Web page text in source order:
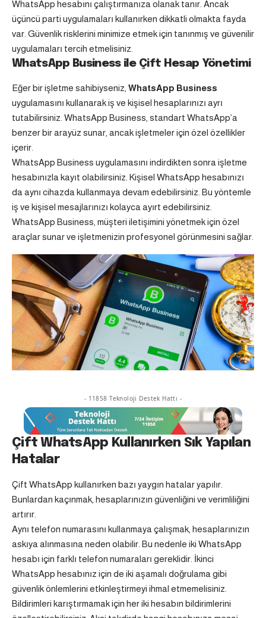
WhatsApp hesabını çalıştırmanıza olanak tanır. Ancak
üçüncü parti uygulamaları kullanırken dikkatli olmakta fayda
var. Güvenlik risklerini minimize etmek için tanınmış ve güvenilir
uygulamaları tercih etmelisiniz.
WhatsApp Business ile Çift Hesap Yönetimi
Eğer bir işletme sahibiyseniz, WhatsApp Business
uygulamasını kullanarak iş ve kişisel hesaplarınızı ayrı
tutabilirsiniz. WhatsApp Business, standart WhatsApp’a
benzer bir arayüz sunar, ancak işletmeler için özel özellikler
içerir.
WhatsApp Business uygulamasını indirdikten sonra işletme
hesabınızla kayıt olabilirsiniz. Kişisel WhatsApp hesabınızı
da aynı cihazda kullanmaya devam edebilirsiniz. Bu yöntemle
iş ve kişisel mesajlarınızı kolayca ayırt edebilirsiniz.
WhatsApp Business, müşteri iletişimini yönetmek için özel
araçlar sunar ve işletmenizin profesyonel görünmesini sağlar.
- 11858 Teknoloji Destek Hattı -
Çift WhatsApp Kullanırken Sık Yapılan
Hatalar
Çift WhatsApp kullanırken bazı yaygın hatalar yapılır.
Bunlardan kaçınmak, hesaplarınızın güvenliğini ve verimliliğini
artırır.
Aynı telefon numarasını kullanmaya çalışmak, hesaplarınızın
askıya alınmasına neden olabilir. Bu nedenle iki WhatsApp
hesabı için farklı telefon numaraları gereklidir. İkinci
WhatsApp hesabınız için de iki aşamalı doğrulama gibi
güvenlik önlemlerini etkinleştirmeyi ihmal etmemelisiniz.
Bildirimleri karıştırmamak için her iki hesabın bildirimlerini